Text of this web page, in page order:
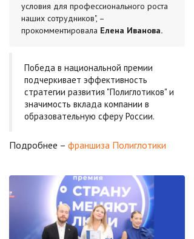
условия для профессионального роста
наших сотрудников", –
прокомментировала Елена Иванова.
Победа в национальной премии
подчеркивает эффективность
стратегии развития "Полиглотиков" и
значимость вклада компании в
образовательную сферу России.
Подробнее – франшиза Полиглотики